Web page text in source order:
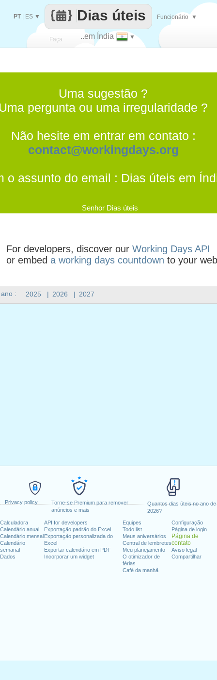
Privacy policy
Torne-se Premium para remover
anúncios e mais
Quantos dias úteis no ano de
2026?
Calculadora
Calendário anual
Calendário mensal
Calendário
semanal
Dados
API for developers
Exportação padrão do Excel
Exportação personalizada do
Excel
Exportar calendário em PDF
Incorporar um widget
Equipes
Todo list
Meus aniversários
Central de lembretes
Meu planejamento
O otimizador de
férias
Café da manhã
Configuração
Página de login
Página de
contato
Aviso legal
Compartilhar
Faça
cada
..em Índia ▼
Dias úteis
PT| ES ▼ Funcionário ▼
: 2025 | 2026 | 2027
Uma sugestão ?
pergunta ou uma irregularidade ?
Não hesite em entrar em contato :
contact@workingdays.org
o assunto do email : Dias úteis em
Senhor Dias úteis
For developers, discover our Working Days API
or embed a working days countdown to your